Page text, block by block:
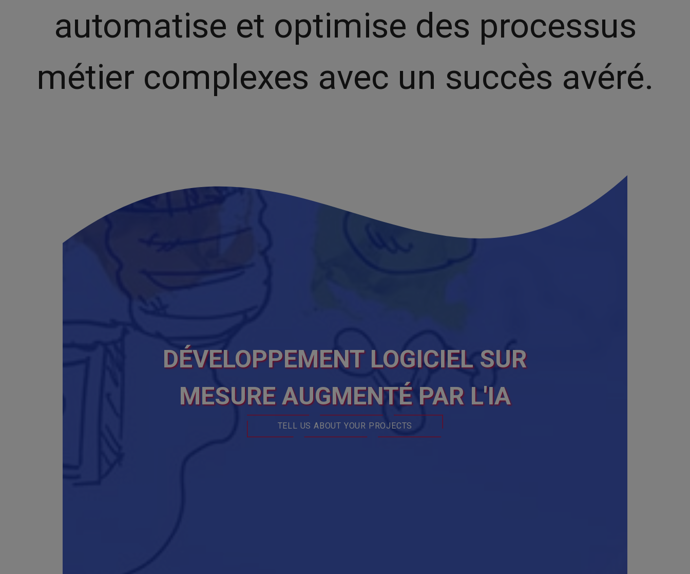
automatise et optimise des processus
métier complexes avec un succès avéré.
DÉVELOPPEMENT LOGICIEL SUR
MESURE AUGMENTÉ PAR L'IA
TELL US ABOUT YOUR PROJECTS